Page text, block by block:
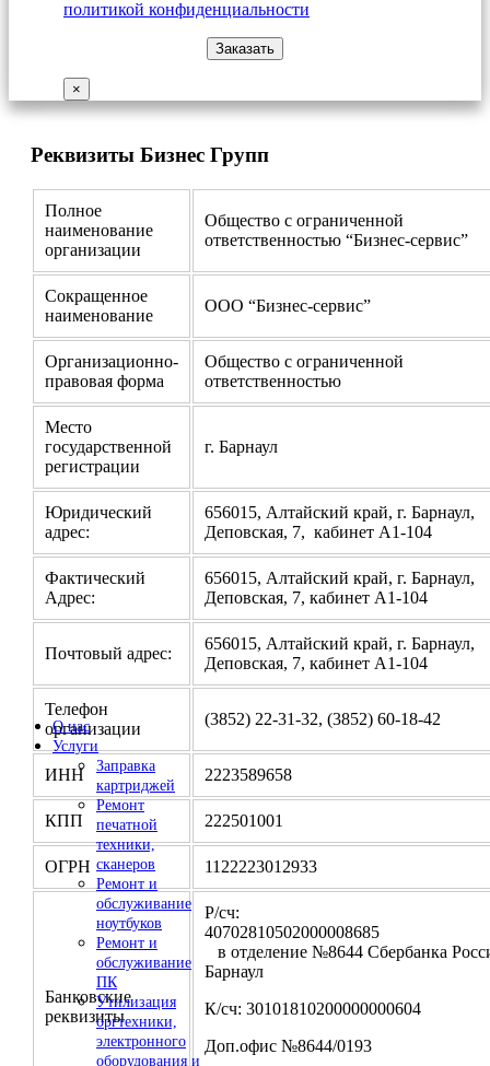
О нас
Услуги
Заправка
картриджей
Ремонт
печатной
техники,
сканеров
Ремонт и
обслуживание
ноутбуков
Ремонт и
обслуживание
ПК
Утилизация
оргтехники,
электронного
оборудования и
политикой конфиденциальности
×
Реквизиты Бизнес Групп
Полное
наименование
организации
Общество с ограниченной
ответственностью “Бизнес-сервис”
Сокращенное
наименование
ООО “Бизнес-сервис”
Организационно-
правовая форма
Общество с ограниченной
ответственностью
Место
государственной
регистрации
г. Барнаул
Юридический
адрес:
656015, Алтайский край, г. Барнаул,
Деповская, 7, кабинет А1-104
Фактический
Адрес:
656015, Алтайский край, г. Барнаул,
Деповская, 7, кабинет А1-104
Почтовый адрес:
656015, Алтайский край, г. Барнаул,
Деповская, 7, кабинет А1-104
Телефон
организации
(3852) 22-31-32, (3852) 60-18-42
ИНН 2223589658
КПП 222501001
ОГРН 1122223012933
Банковские
реквизиты
Р/сч:
в отделение №8644 Сбербанка
Барнаул
К/сч: 30101810200000000604
Доп.офис №8644/0193